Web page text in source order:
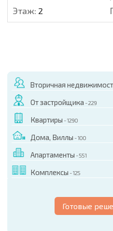
Этаж: 2
Вторичная
От застройщика - 229
Квартиры - 1290
Дома, Виллы - 100
Апартаменты - 551
Комплексы - 125
Готовые